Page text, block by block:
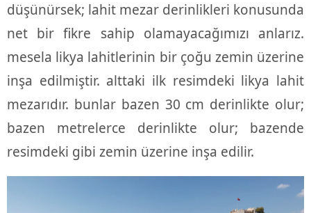
düşünürsek; lahit mezar derinlikleri konusunda
net bir fikre sahip olamayacağımızı anlarız.
mesela likya lahitlerinin bir çoğu zemin üzerine
inşa edilmiştir. alttaki ilk resimdeki likya lahit
mezarıdır. bunlar bazen 30 cm derinlikte olur;
bazen metrelerce derinlikte olur; bazende
resimdeki gibi zemin üzerine inşa edilir.